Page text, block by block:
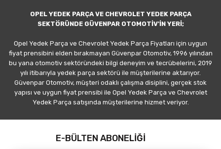
OPEL YEDEK PARÇA VE CHEVROLET YEDEK PARÇA
SEKTÖRÜNDE GÜVENPAR OTOMOTİV'İN YERİ;
Opel Yedek Parça ve Chevrolet Yedek Parça Fiyatları için uygun
fiyat prensibini elden bırakmayan Güvenpar Otomotiv, 1996 yılından
bu yana otomotiv sektöründeki bilgi deneyim ve tecrübelerini, 2019
yılı itibarıyla yedek parça sektörü ile müşterilerine aktarıyor.
Güvenpar Otomotiv, müşteri odaklı çalışma disiplini, gerçek stok
yapısı ve uygun fiyat prensibi ile Opel Yedek Parça ve Chevrolet
Yedek Parça satışında müşterilerine hizmet veriyor.
E-BÜLTEN ABONELİĞİ